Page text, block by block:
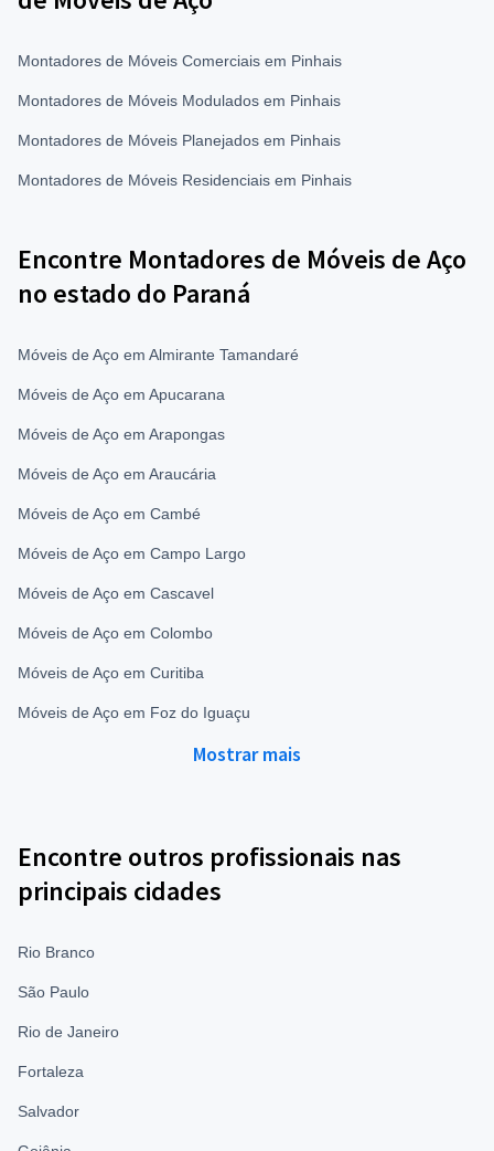
Montadores de Móveis Comerciais em Pinhais
Montadores de Móveis Modulados em Pinhais
Montadores de Móveis Planejados em Pinhais
Montadores de Móveis Residenciais em Pinhais
Encontre Montadores de Móveis de Aço
no estado do Paraná
Móveis de Aço em Almirante Tamandaré
Móveis de Aço em Apucarana
Móveis de Aço em Arapongas
Móveis de Aço em Araucária
Móveis de Aço em Cambé
Móveis de Aço em Campo Largo
Móveis de Aço em Cascavel
Móveis de Aço em Colombo
Móveis de Aço em Curitiba
Móveis de Aço em Foz do Iguaçu
Mostrar mais
Encontre outros profissionais nas
principais cidades
Rio Branco
São Paulo
Rio de Janeiro
Fortaleza
Salvador